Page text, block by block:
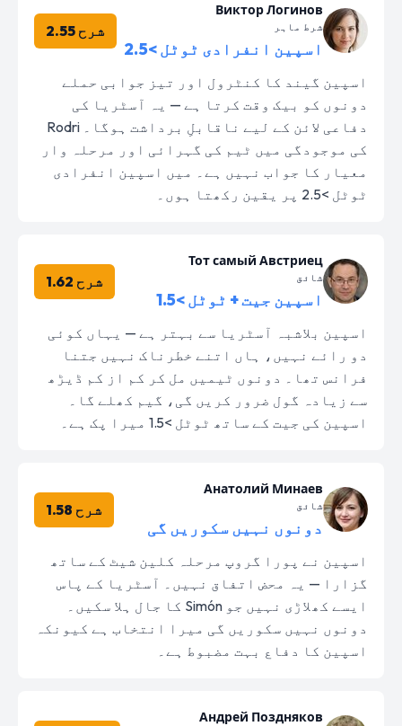
Виктор Логинов
شرط ماہر
اسپین انفرادی ٹوٹل >2.5
شرح 2.55
اسپین گیند کا کنٹرول اور تیز جوابی حملے
دونوں کو بیک وقت کرتا ہے — یہ آسٹریا کی
دفاعی لائن کے لیے ناقابلِ برداشت ہوگا۔ Rodri
کی موجودگی میں ٹیم کی گہرائی اور مرحلہ وار
معیار کا جواب نہیں ہے۔ میں اسپین انفرادی
ٹوٹل >2.5 پر یقین رکھتا ہوں۔
Тот самый Австриец
شائق
اسپین جیت + ٹوٹل >1.5
شرح 1.62
اسپین بلاشبہ آسٹریا سے بہتر ہے — یہاں کوئی
دو رائے نہیں، ہاں اتنے خطرناک نہیں جتنا
فرانس تھا۔ دونوں ٹیمیں مل کر کم از کم ڈیڑھ
سے زیادہ گول ضرور کریں گی، گیم کھلے گا۔
اسپین کی جیت کے ساتھ ٹوٹل >1.5 میرا پک ہے۔
Анатолий Минаев
شائق
دونوں نہیں سکوریں گی
شرح 1.58
اسپین نے پورا گروپ مرحلہ کلین شیٹ کے ساتھ
گزارا — یہ محض اتفاق نہیں۔ آسٹریا کے پاس
ایسے کھلاڑی نہیں جو Simón کا جال ہلا سکیں۔
دونوں نہیں سکوریں گی میرا انتخاب ہے کیونکہ
اسپین کا دفاع بہت مضبوط ہے۔
Андрей Поздняков